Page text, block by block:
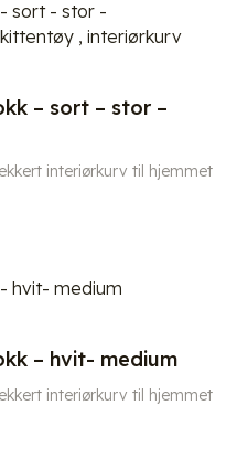
– sort – stor –
interiørkurv til hjemmet
– hvit- medium
interiørkurv til hjemmet